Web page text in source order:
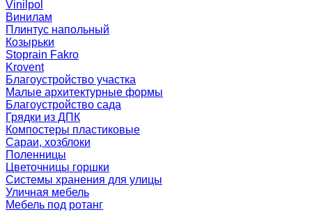
Vinilpol
Винилам
Плинтус напольный
Козырьки
Stoprain Fakro
Krovent
Благоустройство участка
Малые архитектурные формы
Благоустройство сада
Грядки из ДПК
Компостеры пластиковые
Сараи, хозблоки
Поленницы
Цветочницы горшки
Системы хранения для улицы
Уличная мебель
Мебель под ротанг